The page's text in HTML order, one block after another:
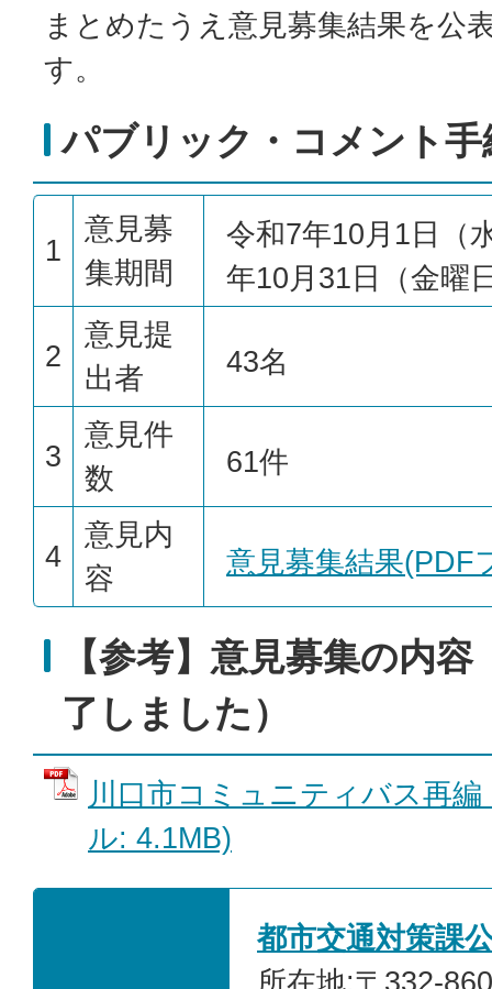
まとめたうえ意見募集結果を公
す。
パブリック・コメント
1
意見募
集期間
令和7年10月1日（
年10月31日（金曜
2
意見提
出者
43名
3
意見件
数
61件
4
意見内
容
意見募集結果(PDF
【参考】意見募集の内
了しました）
川口市コミュニティバス再
ル: 4.1MB)
都市交通対策課